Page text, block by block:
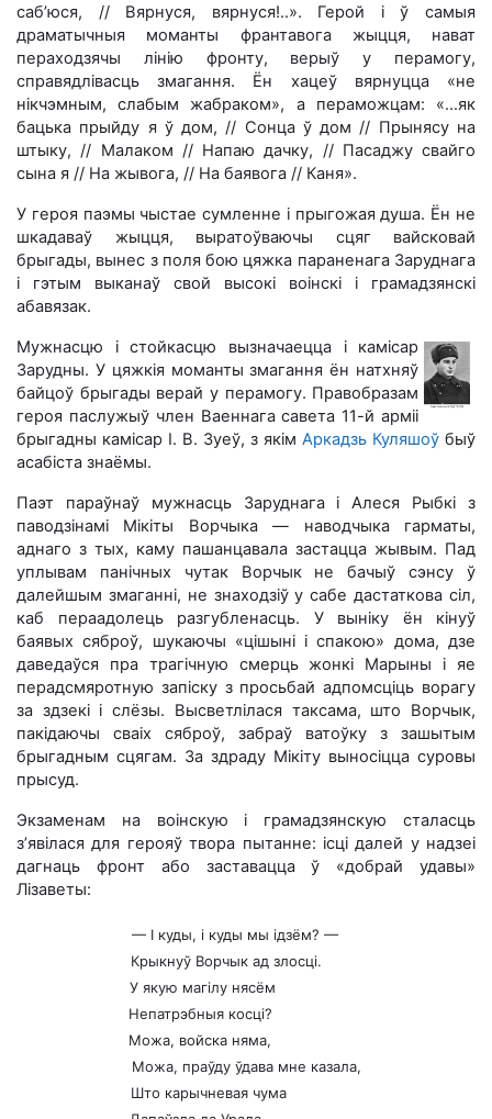
саб’юся, // Вярнуся, вярнуся!..». Герой і ў самыя
драматычныя моманты франтавога жыцця, нават
пераходзячы лінію фронту, верыў у перамогу,
справядлівасць змагання. Ён хацеў вярнуцца «не
нікчэмным, слабым жабраком», а пераможцам: «…як
бацька прыйду я ў дом, // Сонца ў дом // Прынясу на
штыку, // Малаком // Напаю дачку, // Пасаджу свайго
сына я // На жывога, // На баявога // Каня».
У героя паэмы чыстае сумленне і прыгожая душа. Ён не
шкадаваў жыцця, выратоўваючы сцяг вайсковай
брыгады, вынес з поля бою цяжка параненага Заруднага
і гэтым выканаў свой высокі воінскі і грамадзянскі
абавязак.
Мужнасцю і стойкасцю вызначаецца і камісар
Зарудны. У цяжкія моманты змагання ён натхняў
байцоў брыгады верай у перамогу. Правобразам
героя паслужыў член Ваеннага савета 11-й арміі
брыгадны камісар I. В. Зуеў, з якім Аркадзь Куляшоў быў
асабіста знаёмы.
Паэт параўнаў мужнасць Заруднага і Алеся Рыбкі з
паводзінамі Мікіты Ворчыка — наводчыка гарматы,
аднаго з тых, каму пашанцавала застацца жывым. Пад
уплывам панічных чутак Ворчык не бачыў сэнсу ў
далейшым змаганні, не знаходзіў у сабе дастаткова сіл,
каб пераадолець разгубленасць. У выніку ён кінуў
баявых сяброў, шукаючы «цішыні і спакою» дома, дзе
даведаўся пра трагічную смерць жонкі Марыны і яе
перадсмяротную запіску з просьбай адпомсціць ворагу
за здзекі і слёзы. Высветлілася таксама, што Ворчык,
пакідаючы сваіх сяброў, забраў ватоўку з зашытым
брыгадным сцягам. За здраду Мікіту выносіцца суровы
прысуд.
Экзаменам на воінскую і грамадзянскую сталасць
з’явілася для герояў твора пытанне: ісці далей у надзеі
дагнаць фронт або заставацца ў «добрай удавы»
Лізаветы:
— I куды, і куды мы ідзём? —
Крыкнуў Ворчык ад злосці.
У якую магілу нясём
Непатрэбныя косці?
Можа, войска няма,
Можа, праўду ўдава мне казала,
Што карычневая чума